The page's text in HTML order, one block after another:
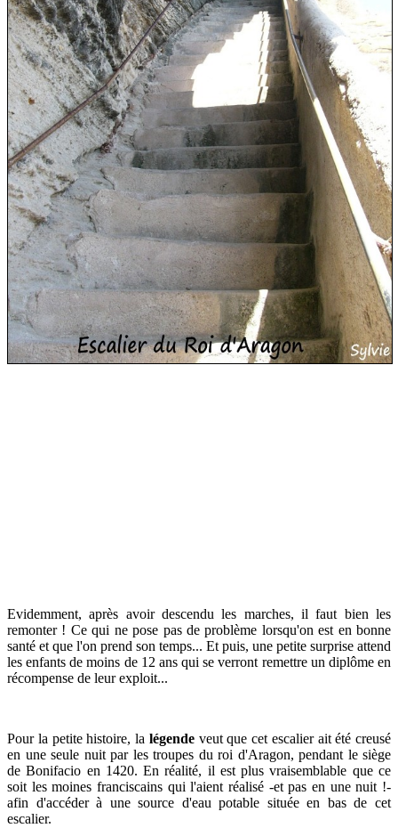
Evidemment, après avoir descendu les marches, il faut bien les
remonter ! Ce qui ne pose pas de problème lorsqu'on est en bonne
santé et que l'on prend son temps... Et puis, une petite surprise attend
les enfants de moins de 12 ans qui se verront remettre un diplôme en
récompense de leur exploit...
Pour la petite histoire, la légendeveut que cet escalier ait été creusé
en une seule nuit par les troupes du roi d'Aragon, pendant le siège
de Bonifacio en 1420. En réalité, il est plus vraisemblable que ce
soit les moines franciscains qui l'aient réalisé -et pas en une nuit !-
afin d'accéder à une source d'eau potable située en bas de cet
escalier.